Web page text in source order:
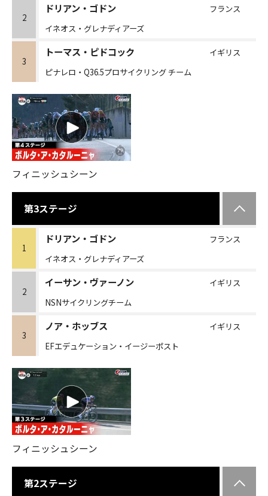
2
ドリアン・ゴドン
フランス
イネオス・グレナディアーズ
3
トーマス・ピドコック
イギリス
ピナレロ・Q36.5プロサイクリング チーム
フィニッシュシーン
第3ステージ
1
ドリアン・ゴドン
フランス
イネオス・グレナディアーズ
2
イーサン・ヴァーノン
イギリス
NSNサイクリングチーム
3
ノア・ホッブス
イギリス
EFエデュケーション・イージーポスト
フィニッシュシーン
第2ステージ